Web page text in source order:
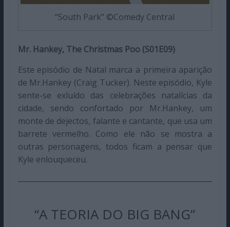
“South Park” ©Comedy Central
Mr. Hankey, The Christmas Poo (S01E09)
Este episódio de Natal marca a primeira aparição
de Mr.Hankey (Craig Tucker). Neste episódio, Kyle
sente-se exluído das celebrações natalícias da
cidade, sendo confortado por Mr.Hankey, um
monte de dejectos, falante e cantante, que usa um
barrete vermelho. Como ele não se mostra a
outras personagens, todos ficam a pensar que
Kyle enlouqueceu.
“A TEORIA DO BIG BANG”